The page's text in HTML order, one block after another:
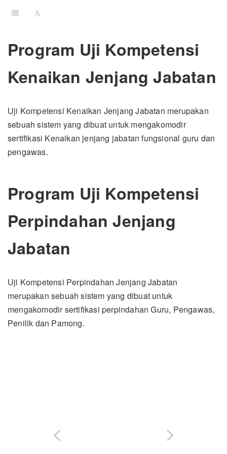
Program Uji Kompetensi
Kenaikan Jenjang Jabatan
Uji Kompetensi Kenaikan Jenjang Jabatan merupakan
sebuah sistem yang dibuat untuk mengakomodir
sertifikasi Kenaikan jenjang jabatan fungsional guru dan
pengawas.
Program Uji Kompetensi
Perpindahan Jenjang
Jabatan
Uji Kompetensi Perpindahan Jenjang Jabatan
merupakan sebuah sistem yang dibuat untuk
mengakomodir sertifikasi perpindahan Guru, Pengawas,
Penilik dan Pamong.